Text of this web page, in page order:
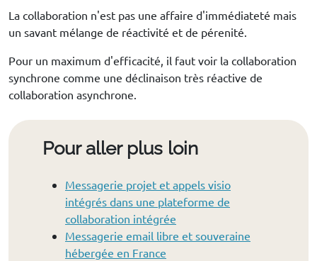
La collaboration n'est pas une affaire d'immédiateté mais
un savant mélange de réactivité et de pérenité.
Pour un maximum d'efficacité, il faut voir la collaboration
synchrone comme une déclinaison très réactive de
collaboration asynchrone.
Pour aller plus loin
Messagerie projet et appels visio
intégrés dans une plateforme de
collaboration intégrée
Messagerie email libre et souveraine
hébergée en France